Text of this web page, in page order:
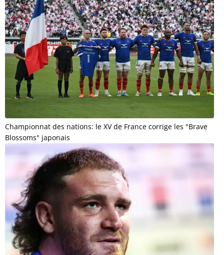
Championnat des nations: le XV de France corrige les "Brave
Blossoms" japonais